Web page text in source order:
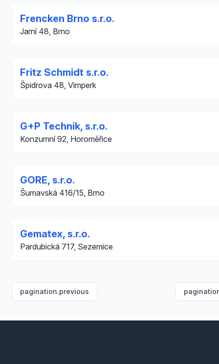
Frencken Brno s.r.o.
Jarní 48, Brno
Fritz Schmidt s.r.o.
Špidrova 48, Vimperk
G+P Technik, s.r.o.
Konzumní 92, Horoměřice
GORE, s.r.o.
Šumavská 416/15, Brno
Gematex, s.r.o.
Pardubická 717, Sezemice
pagination.previous